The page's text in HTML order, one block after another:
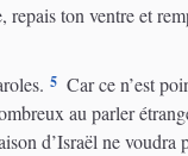
ton ventre et
5 Car ce n’est
au parler
d’Israël ne voudra